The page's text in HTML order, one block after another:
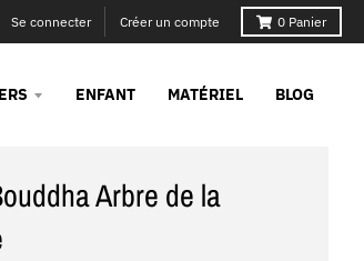
Se connecter Créer un compte 0 Panier
ENFANT MATÉRIEL BLOG
Arbre de la